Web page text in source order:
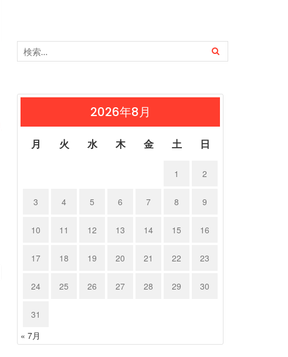
2026年8月
月 火 水 木 金 土 日
1 2
3 4 5 6 7 8 9
10 11 12 13 14 15 16
17 18 19 20 21 22 23
24 25 26 27 28 29 30
31
« 7月